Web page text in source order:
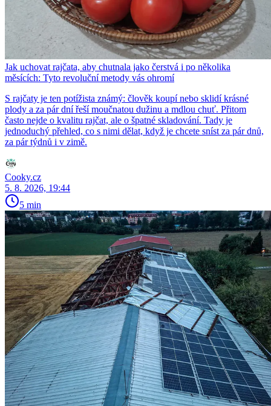
Jak uchovat rajčata, aby chutnala jako čerstvá i po několika
měsících: Tyto revoluční metody vás ohromí
S rajčaty je ten potížista známý: člověk koupí nebo sklidí krásné
plody a za pár dní řeší moučnatou dužinu a mdlou chuť. Přitom
často nejde o kvalitu rajčat, ale o špatné skladování. Tady je
jednoduchý přehled, co s nimi dělat, když je chcete sníst za pár dnů,
za pár týdnů i v zimě.
Cooky.cz
5. 8. 2026, 19:44
5 min